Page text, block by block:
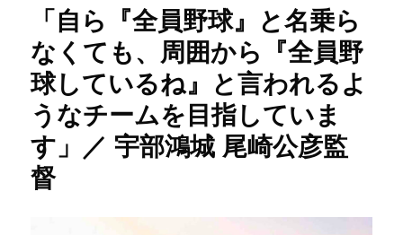
督
に
力
の
証
が
残
る
も
の
「自ら『全員野球』と名乗ら
なくても、周囲から『全員野
球しているね』と言われるよ
うなチームを目指していま
す」／ 宇部鴻城 尾崎公彦監
督